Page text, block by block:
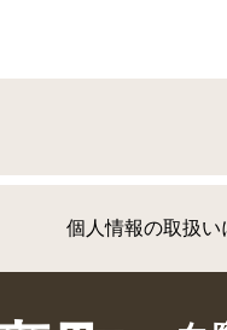
個人情報の取扱い